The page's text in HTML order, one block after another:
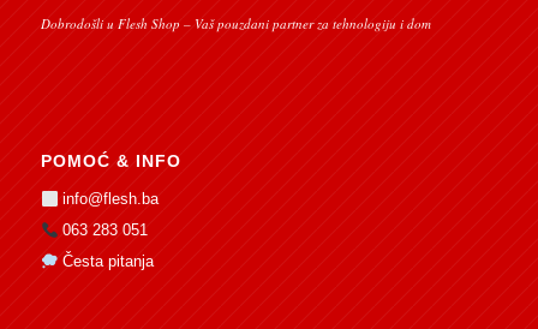
Dobrodošli u Flesh Shop – Vaš pouzdani partner za tehnologiju i dom
POMOĆ & INFO
info@flesh.ba
063 283 051
Česta pitanja